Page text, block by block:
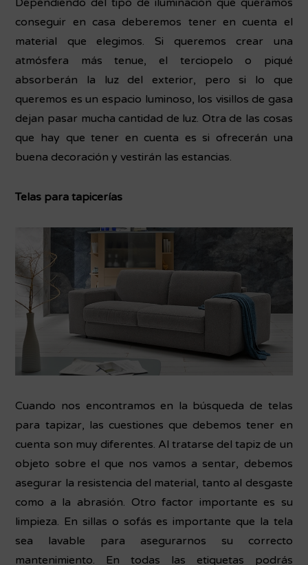
Dependiendo del tipo de iluminación que queramos
conseguir en casa deberemos tener en cuenta el
material que elegimos. Si queremos crear una
atmósfera más tenue, el terciopelo o piqué
absorberán la luz del exterior, pero si lo que
queremos es un espacio luminoso, los visillos de gasa
dejan pasar mucha cantidad de luz. Otra de las cosas
que hay que tener en cuenta es si ofrecerán una
buena decoración y vestirán las estancias.
Telas para tapicerías
Cuando nos encontramos en la búsqueda de telas
para tapizar, las cuestiones que debemos tener en
cuenta son muy diferentes. Al tratarse del tapiz de un
objeto sobre el que nos vamos a sentar, debemos
asegurar la resistencia del material, tanto al desgaste
como a la abrasión. Otro factor importante es su
limpieza. En sillas o sofás es importante que la tela
sea lavable para asegurarnos su correcto
mantenimiento. En todas las etiquetas podrás